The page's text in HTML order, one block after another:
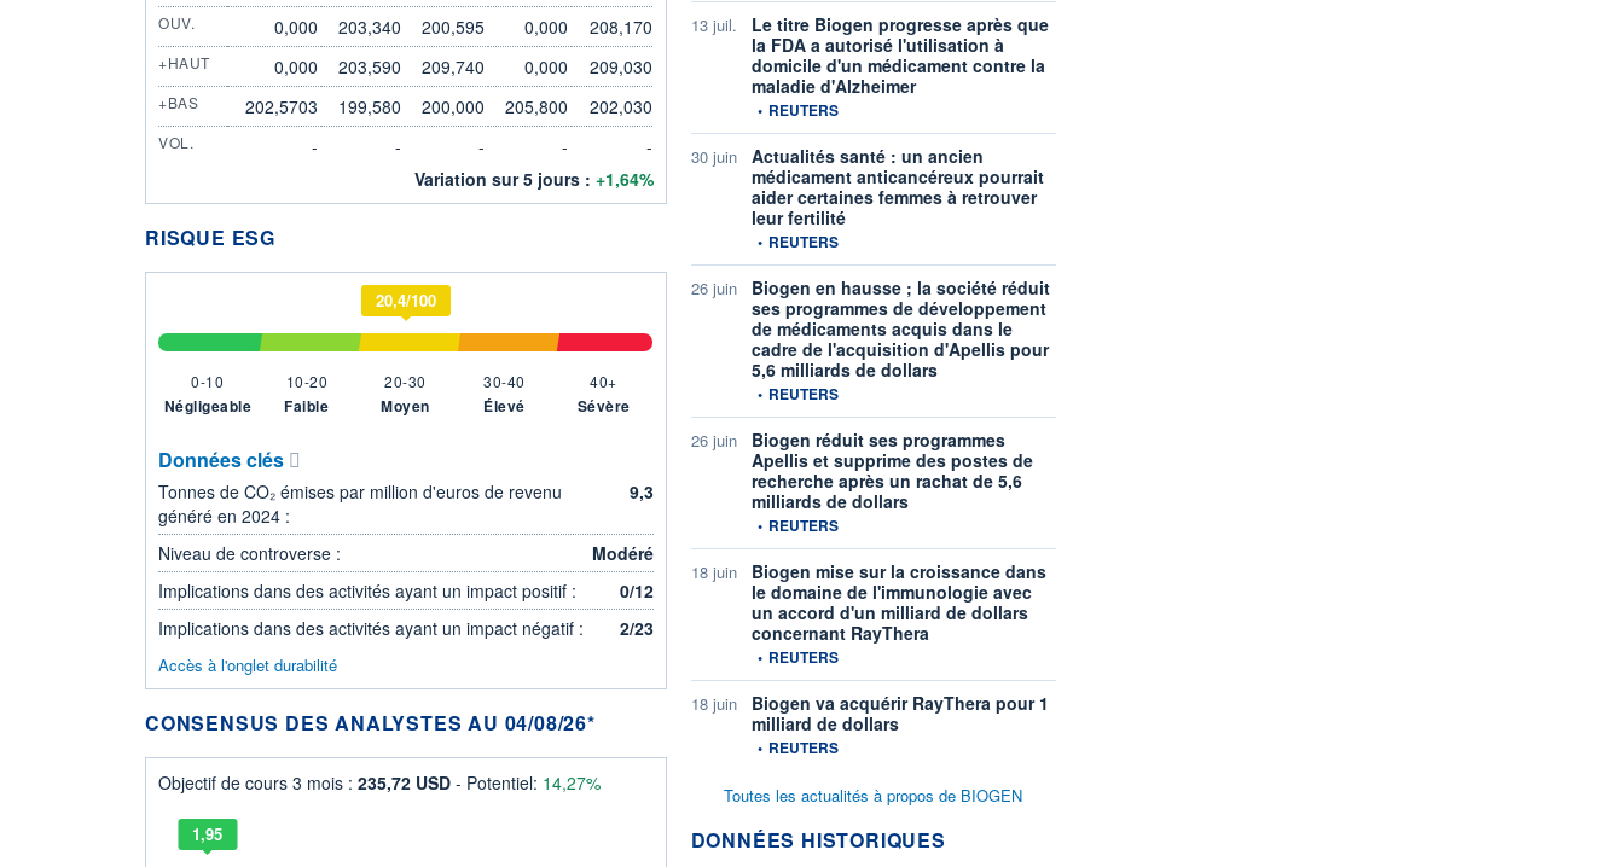
OUV. 0,000 203,340 200,595 0,000 208,170
+HAUT 0,000 203,590 209,740 0,000 209,030
+BAS 202,5703 199,580 200,000 205,800 202,030
VOL. - - - -
-
Variation sur 5 jours : +1,64%
RISQUE ESG
0-10
Négligeable
10-20
Faible
20,4/100
20-30
Moyen
30-40
Élevé
40+
Sévère
Données clés
Tonnes de CO₂ émises par million d'euros de revenu
généré en 2024 :
9,3
Niveau de controverse :
Modéré
Implications dans des activités ayant un impact positif :
0/12
Implications dans des activités ayant un impact négatif :
2/23
Accès à l'onglet durabilité
CONSENSUS DES ANALYSTES AU 04/08/26*
Objectif de cours 3 mois : 235,72 USD - Potentiel: 14,27%
1,95
13 juil.
Le titre Biogen progresse après que
la FDA a autorisé l'utilisation à
domicile d'un médicament contre la
maladie d'Alzheimer
information fournie par
• REUTERS
30 juin
Actualités santé : un ancien
médicament anticancéreux pourrait
aider certaines femmes à retrouver
leur fertilité
information fournie par
• REUTERS
26 juin
Biogen en hausse ; la société réduit
ses programmes de développement
de médicaments acquis dans le
cadre de l'acquisition d'Apellis pour
5,6 milliards de dollars
information fournie par
• REUTERS
26 juin
Biogen réduit ses programmes
Apellis et supprime des postes de
recherche après un rachat de 5,6
milliards de dollars
information fournie par
• REUTERS
18 juin
Biogen mise sur la croissance dans
le domaine de l'immunologie avec
un accord d'un milliard de dollars
concernant RayThera
information fournie par
• REUTERS
18 juin
Biogen va acquérir RayThera pour 1
milliard de dollars
information fournie par
• REUTERS
Toutes les actualités à propos de BIOGEN
DONNÉES HISTORIQUES